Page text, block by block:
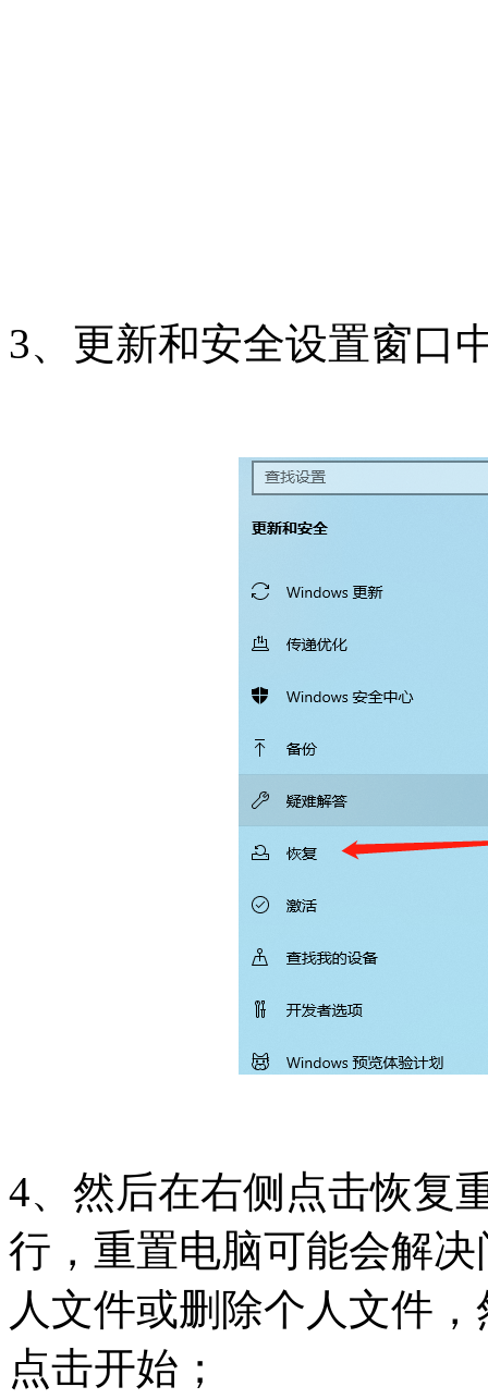
3、更新和安全设置窗口
4、然后在右侧点击恢复
行，重置电脑可能会解
人文件或删除个人文件
点击开始；